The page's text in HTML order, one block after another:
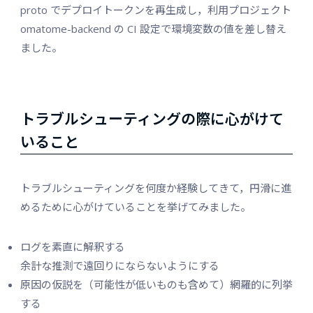
proto でデプロイトークンを再生成し，利用プロジェクト
omatome-backend の CI 設定で環境変数の値を差し替え
ました。
トラブルシューティングの際に心がけて
いること
トラブルシューティングを何度か経験してきて，円滑に進
めるために心がけていることを挙げてみました。
ログを素直に解釈する
余計な推測で遠回りにならないようにする
原因の仮説を（可能性が低いものも含めて）網羅的に列挙
する